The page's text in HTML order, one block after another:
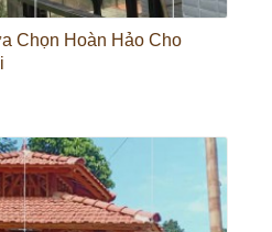
Chọn Hoàn Hảo Cho